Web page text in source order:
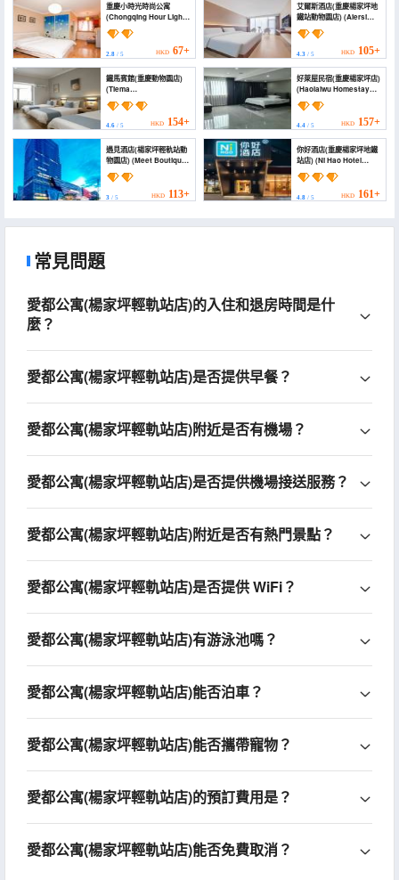
重慶小時光時尚公寓
(Chongqing Hour Light
Trendy Apartment)
2.8 / 5 HKD 67+
艾爾斯酒店(重慶楊家坪地
鐵站動物園店) (Aiersi
Hotel (Chongqing
Yangjiaping Subway
Station Zoo))
4.3/ 5 HKD 105+
鐵馬賓館(重慶動物園店)
(Tiema
Hotel（Chongqing
Yangjiaping Zoo
Branch）)
4.6 / 5 HKD 154+
好萊屋民宿(重慶楊家坪店)
(Haolaiwu Homestay
(Chongqing
Yangjiaping))
4.4/ 5 HKD 157+
遇見酒店(楊家坪輕軌站動
物園店) (Meet Boutique
Hotel)
3 / 5 HKD 113+
你好酒店(重慶楊家坪地鐵
站店) (Ni Hao Hotel
(Chongqing Yangjiaping
Subway Station))
4.8/ 5 HKD 161+
常見問題
愛都公寓(楊家坪輕軌站店)的入住和退房時間是什
麼？
愛都公寓(楊家坪輕軌站店)是否提供早餐？
愛都公寓(楊家坪輕軌站店)附近是否有機場？
愛都公寓(楊家坪輕軌站店)是否提供機場接送服務？
愛都公寓(楊家坪輕軌站店)附近是否有熱門景點？
愛都公寓(楊家坪輕軌站店)是否提供 WiFi？
愛都公寓(楊家坪輕軌站店)有游泳池嗎？
愛都公寓(楊家坪輕軌站店)能否泊車？
愛都公寓(楊家坪輕軌站店)能否攜帶寵物？
愛都公寓(楊家坪輕軌站店)的預訂費用是？
愛都公寓(楊家坪輕軌站店)能否免費取消？